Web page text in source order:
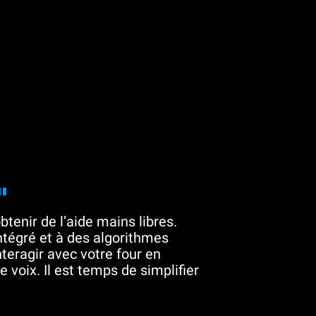
de l’aide mains libres.
et à des algorithmes
avec votre four en
voix. Il est temps de simplifier